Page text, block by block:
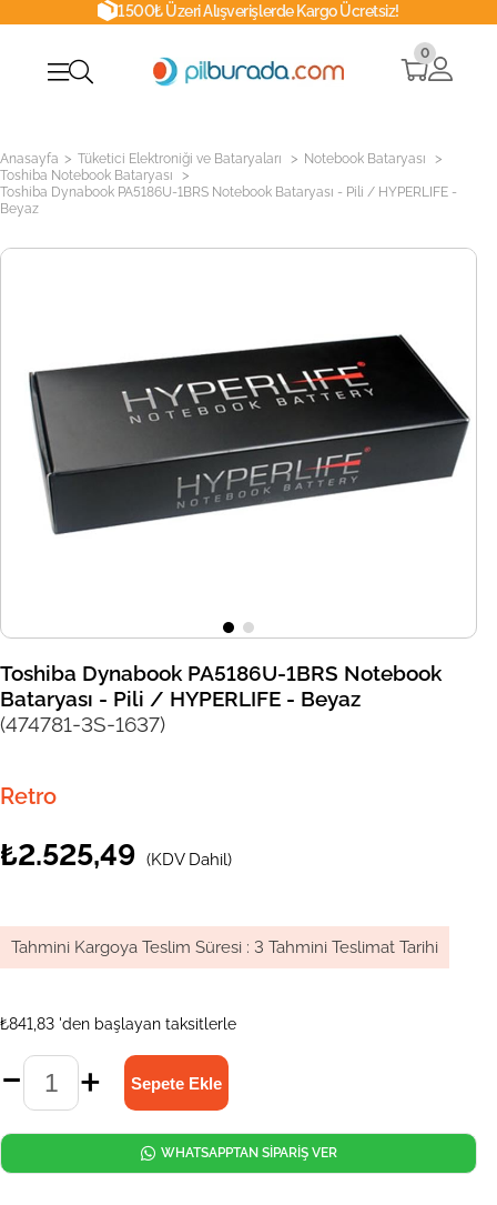
1500₺ Üzeri Alışverişlerde Kargo Ücretsiz!
0
Anasayfa > Tüketici Elektroniği ve Bataryaları > Notebook Bataryası >
Toshiba Notebook Bataryası >
Toshiba Dynabook PA5186U-1BRS Notebook Bataryası - Pili / HYPERLIFE -
Beyaz
Toshiba Dynabook PA5186U-1BRS Notebook
Bataryası - Pili / HYPERLIFE - Beyaz
(474781-3S-1637)
Retro
₺2.525,49 (KDV Dahil)
Tahmini Kargoya Teslim Süresi : 3 Tahmini Teslimat Tarihi
₺841,83 'den başlayan taksitlerle
WHATSAPPTAN SİPARİŞ VER